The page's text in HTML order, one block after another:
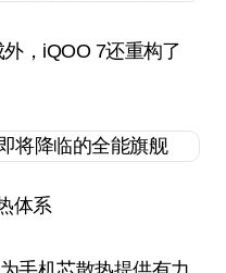
外，iQOO 7还重构了
体系